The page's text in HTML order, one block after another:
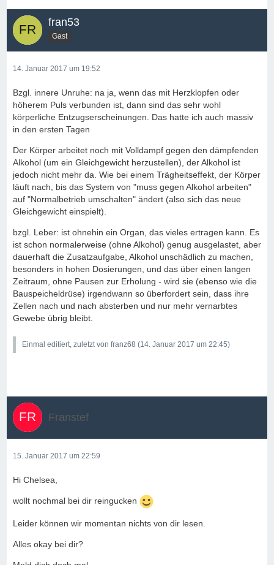
fran53
Gast
14. Januar 2017 um 19:52
Bzgl. innere Unruhe: na ja, wenn das mit Herzklopfen oder
höherem Puls verbunden ist, dann sind das sehr wohl
körperliche Entzugserscheinungen. Das hatte ich auch massiv
in den ersten Tagen
Der Körper arbeitet noch mit Volldampf gegen den dämpfenden
Alkohol (um ein Gleichgewicht herzustellen), der Alkohol ist
jedoch nicht mehr da. Wie bei einem Trägheitseffekt, der Körper
läuft nach, bis das System von "muss gegen Alkohol arbeiten"
auf "Normalbetrieb umschalten" ändert (also sich das neue
Gleichgewicht einspielt).
bzgl. Leber: ist ohnehin ein Organ, das vieles ertragen kann. Es
ist schon normalerweise (ohne Alkohol) genug ausgelastet, aber
dauerhaft die Zusatzaufgabe, Alkohol unschädlich zu machen,
besonders in hohen Dosierungen, und das über einen langen
Zeitraum, ohne Pausen zur Erholung - wird sie (ebenso wie die
Bauspeicheldrüse) irgendwann so überfordert sein, dass ihre
Zellen nach und nach absterben und nur mehr vernarbtes
Gewebe übrig bleibt.
Einmal editiert, zuletzt von franz68 (14. Januar 2017 um 22:45)
Franstef
15. Januar 2017 um 22:59
Hi Chelsea,
wollt nochmal bei dir reingucken
Leider können wir momentan nichts von dir lesen.
Alles okay bei dir?